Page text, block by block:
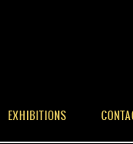
EXHIBITIONS